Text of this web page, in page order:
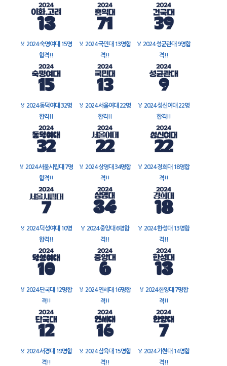
🏅 2024 숙명여대 15명
합격!!
🏅 2024 국민대 13명합
격!!
🏅 2024 성균관대 9명합
격!!
🏅 2024 동덕여대 32명
합격!!
🏅 2024 서울여대 22명
합격!!
🏅 2024 성신여대 22명
합격!!
🏅 2024 서울시립대 7명
합격!!
🏅 2024 상명대 34명합
격!!
🏅 2024 경희대 18명합
격!!
🏅 2024 덕성여대 10명
합격!!
🏅 2024 중앙대 6명합
격!!
🏅 2024 한성대 13명합
격!!
🏅 2024 단국대 12명합
격!!
🏅 2024 연세대 16명합
격!!
🏅 2024 한양대 7명합
격!!
🏅 2024 서경대 19명합
격!!
🏅 2024 삼육대 15명합
격!!
🏅 2024 가천대 14명합
격!!